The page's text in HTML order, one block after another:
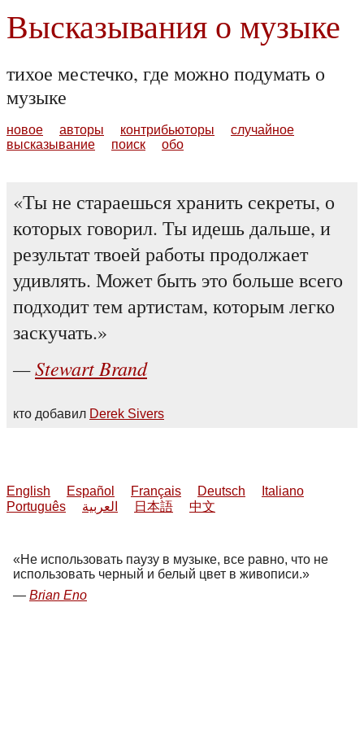
Высказывания о музыке
тихое местечко, где можно подумать о
музыке
новое авторы контрибьюторы
случайное
высказывание
поиск обо
Ты не стараешься хранить секреты, о
которых говорил. Ты идешь дальше, и
результат твоей работы продолжает
удивлять. Может быть это больше всего
подходит тем артистам, которым легко
заскучать.
Stewart Brand
кто добавил Derek Sivers
English Español Français Deutsch
Italiano
Português
العربية 日本語 中文
Не использовать паузу в музыке, все равно, что не
использовать черный и белый цвет в живописи.
Brian Eno